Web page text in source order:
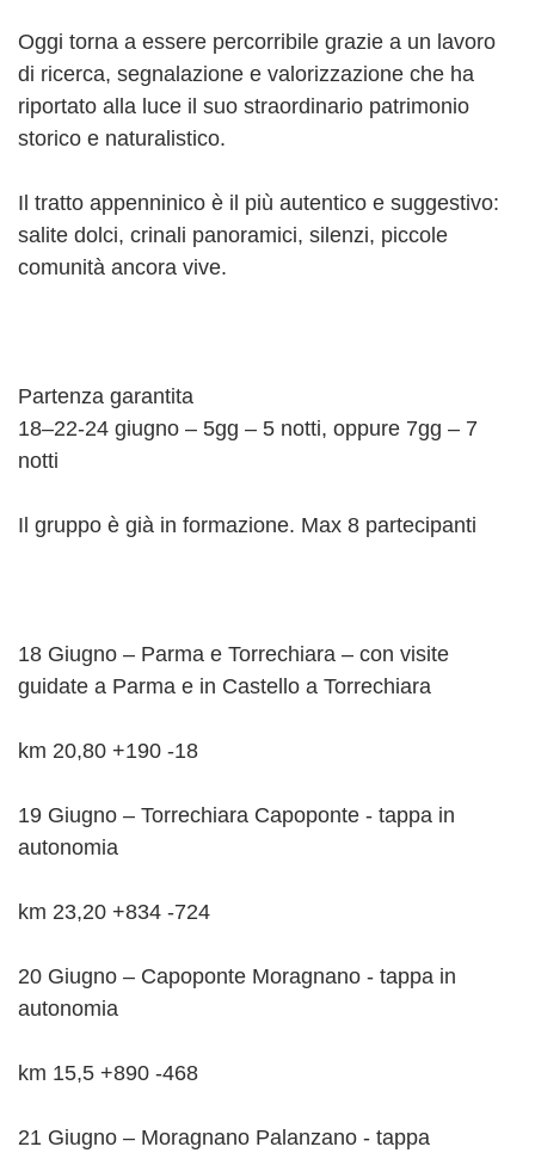
Oggi torna a essere percorribile grazie a un lavoro
di ricerca, segnalazione e valorizzazione che ha
riportato alla luce il suo straordinario patrimonio
storico e naturalistico.
Il tratto appenninico è il più autentico e suggestivo:
salite dolci, crinali panoramici, silenzi, piccole
comunità ancora vive.
Partenza garantita
18–22-24 giugno – 5gg – 5 notti, oppure 7gg – 7
notti
Il gruppo è già in formazione. Max 8 partecipanti
18 Giugno – Parma e Torrechiara – con visite
guidate a Parma e in Castello a Torrechiara
km 20,80 +190 -18
19 Giugno – Torrechiara Capoponte - tappa in
autonomia
km 23,20 +834 -724
20 Giugno – Capoponte Moragnano - tappa in
autonomia
km 15,5 +890 -468
21 Giugno – Moragnano Palanzano - tappa